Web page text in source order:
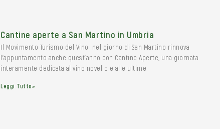
Cantine aperte a San Martino in Umbria
Il Movimento Turismo del Vino nel giorno di San Martino rinnova
l’appuntamento anche quest’anno con Cantine Aperte, una giornata
interamente dedicata al vino novello e alle ultime
Leggi Tutto»